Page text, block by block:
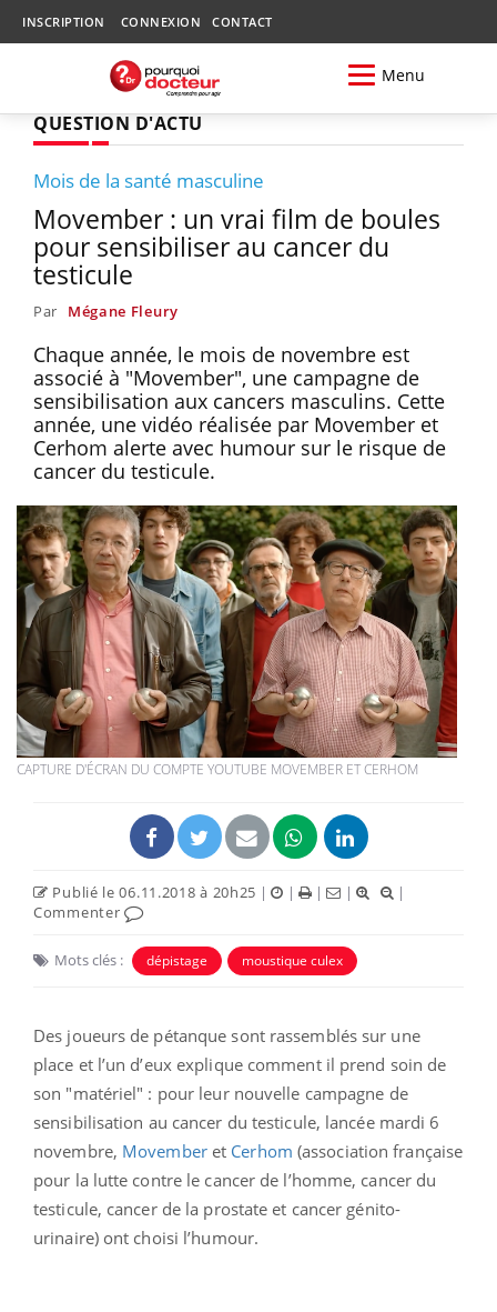
INSCRIPTION CONNEXION CONTACT
Menu
QUESTION D'ACTU
Mois de la santé masculine
Movember : un vrai film de boules
pour sensibiliser au cancer du
testicule
Par Mégane Fleury
Chaque année, le mois de novembre est
associé à "Movember", une campagne de
sensibilisation aux cancers masculins. Cette
année, une vidéo réalisée par Movember et
Cerhom alerte avec humour sur le risque de
cancer du testicule.
CAPTURE D'ÉCRAN DU COMPTE YOUTUBE MOVEMBER ET CERHOM
Publié le 06.11.2018 à 20h25 | | | |
|
Commenter
Mots clés : dépistage moustique culex
Des joueurs de pétanque sont rassemblés sur une
place et l’un d’eux explique comment il prend soin de
son "matériel" : pour leur nouvelle campagne de
sensibilisation au cancer du testicule, lancée mardi 6
novembre, Movemberet Cerhom (association française
pour la lutte contre le cancer de l’homme, cancer du
testicule, cancer de la prostate et cancer génito-
urinaire) ont choisi l’humour.